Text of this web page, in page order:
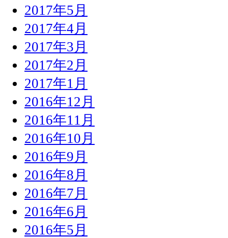
2017年5月
2017年4月
2017年3月
2017年2月
2017年1月
2016年12月
2016年11月
2016年10月
2016年9月
2016年8月
2016年7月
2016年6月
2016年5月